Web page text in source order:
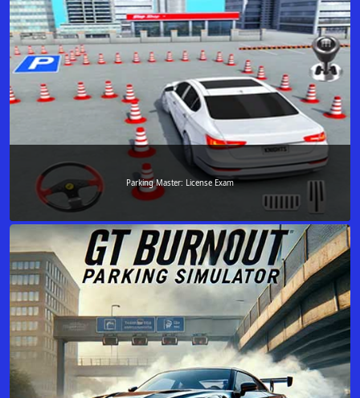
Parking Master: License Exam